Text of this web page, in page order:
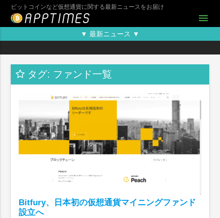
ビットコインなど仮想通貨に関する最新ニュースをお届け
menu
▼ 最新ニュース ▼
タグ: ファンド一覧
Bitfury、日本初の仮想通貨マイニングファンド
設立へ